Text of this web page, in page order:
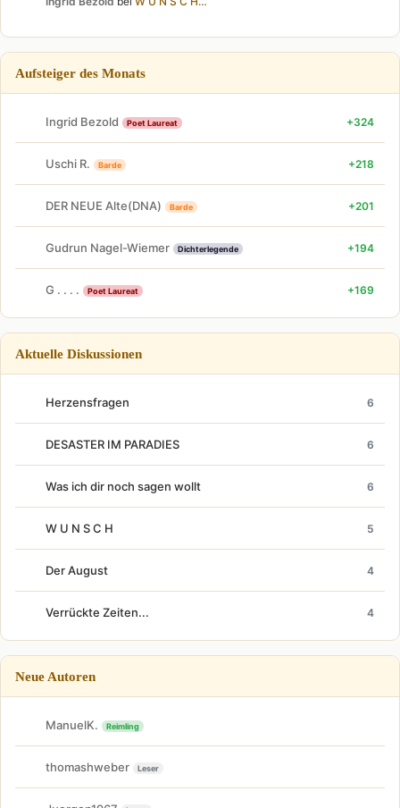
Aufsteiger des Monats
Ingrid Bezold Poet Laureat +324
Uschi R. Barde +218
DER NEUE Alte(DNA) Barde +201
Gudrun Nagel-Wiemer Dichterlegende +194
G . . . . Poet Laureat +169
Aktuelle Diskussionen
Herzensfragen 6
DESASTER IM PARADIES 6
Was ich dir noch sagen wollt 6
W U N S C H 5
Der August 4
Verrückte Zeiten... 4
Neue Autoren
ManuelK. Reimling
thomashweber Leser